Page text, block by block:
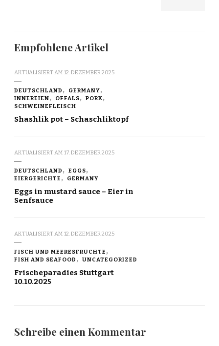
Empfohlene Artikel
AKTUALISIERT AM 12. DEZEMBER 2025
DEUTSCHLAND
GERMANY
INNEREIEN
OFFALS
PORK
SCHWEINEFLEISCH
Shashlik pot – Schaschliktopf
AKTUALISIERT AM 17. DEZEMBER 2025
DEUTSCHLAND
EGGS
EIERGERICHTE
GERMANY
Eggs in mustard sauce – Eier in
Senfsauce
AKTUALISIERT AM 12. DEZEMBER 2025
FISCH UND MEERESFRÜCHTE
FISH AND SEAFOOD
UNCATEGORIZED
Frischeparadies Stuttgart
10.10.2025
Schreibe einen Kommentar